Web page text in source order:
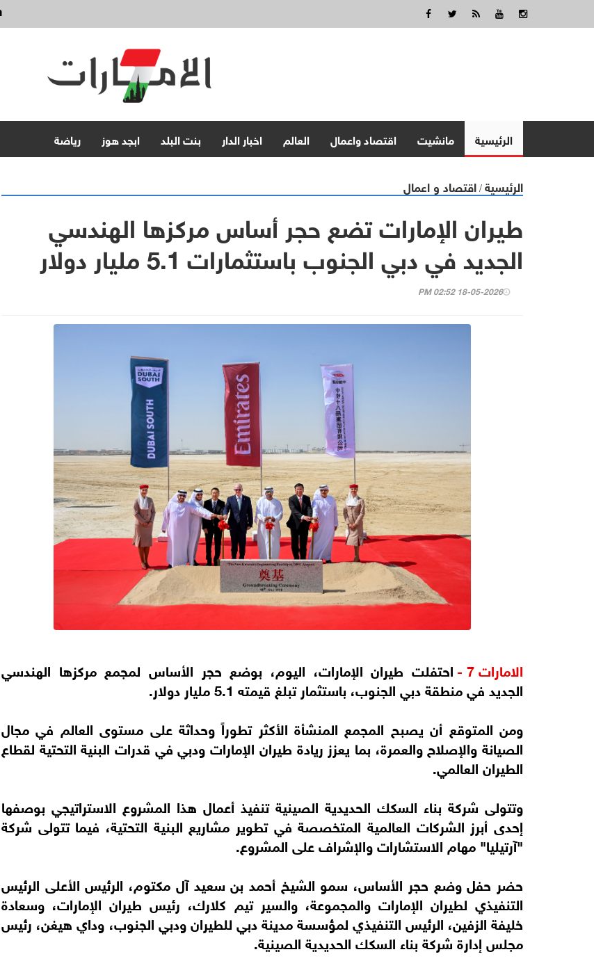
الرئيسية مانشيت اقتصاد واعمال العالم اخبار الدار بنت البلد ابجد هوز رياضة
الرئيسية / اقتصاد و اعمال
طيران الإمارات تضع حجر أساس مركزها الهندسي
الجديد في دبي الجنوب باستثمارات 5.1 مليار دولار
18-05-2026 02:52 PM
الامارات 7 -
احتفلت طيران الإمارات، اليوم، بوضع حجر الأساس لمجمع مركزها الهندسي
الجديد في منطقة دبي الجنوب، باستثمار تبلغ قيمته 5.1 مليار دولار.
ومن المتوقع أن يصبح المجمع المنشأة الأكثر تطوراً وحداثة على مستوى العالم في مجال
الصيانة والإصلاح والعمرة، بما يعزز ريادة طيران الإمارات ودبي في قدرات البنية التحتية لقطاع
الطيران العالمي.
وتتولى شركة بناء السكك الحديدية الصينية تنفيذ أعمال هذا المشروع الاستراتيجي بوصفها
إحدى أبرز الشركات العالمية المتخصصة في تطوير مشاريع البنية التحتية، فيما تتولى شركة
"آرتيليا" مهام الاستشارات والإشراف على المشروع.
حضر حفل وضع حجر الأساس، سمو الشيخ أحمد بن سعيد آل مكتوم، الرئيس الأعلى الرئيس
التنفيذي لطيران الإمارات والمجموعة، والسير تيم كلارك، رئيس طيران الإمارات، وسعادة
خليفة الزفين، الرئيس التنفيذي لمؤسسة مدينة دبي للطيران ودبي الجنوب، وداي هيغن، رئيس
مجلس إدارة شركة بناء السكك الحديدية الصينية.